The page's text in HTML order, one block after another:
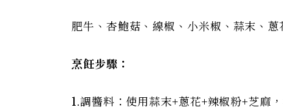
肥牛、杏鮑菇、線椒、小米椒、蒜末、蔥
烹飪步驟：
1.調醬料：使用蒜末+蔥花+辣椒粉+芝麻